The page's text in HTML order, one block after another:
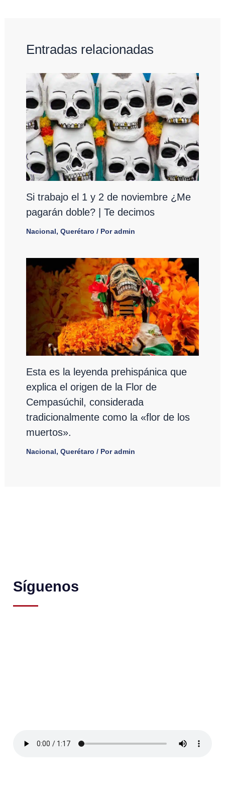
Entradas relacionadas
Si trabajo el 1 y 2 de noviembre ¿Me
pagarán doble? | Te decimos
Nacional, Querétaro / Poradmin
Esta es la leyenda prehispánica que
explica el origen de la Flor de
Cempasúchil, considerada
tradicionalmente como la «flor de los
muertos».
Nacional, Querétaro / Poradmin
Síguenos